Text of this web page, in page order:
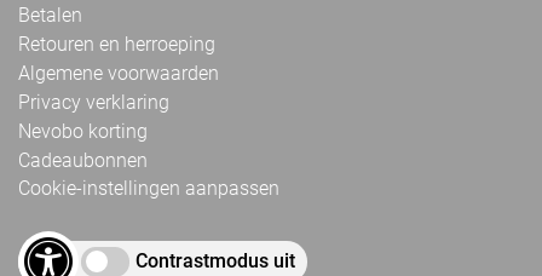
Betalen
Retouren en herroeping
Algemene voorwaarden
Privacy verklaring
Nevobo korting
Cadeaubonnen
Cookie-instellingen aanpassen
Contrastmodus uit